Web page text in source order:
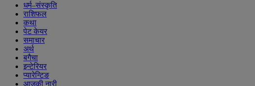
धर्म–संस्कृति
राशिफल
कथा
पेट केयर
समाचार
अर्थ
बगैचा
इन्टेरियर
प्यारेन्टिङ
आजकी नारी